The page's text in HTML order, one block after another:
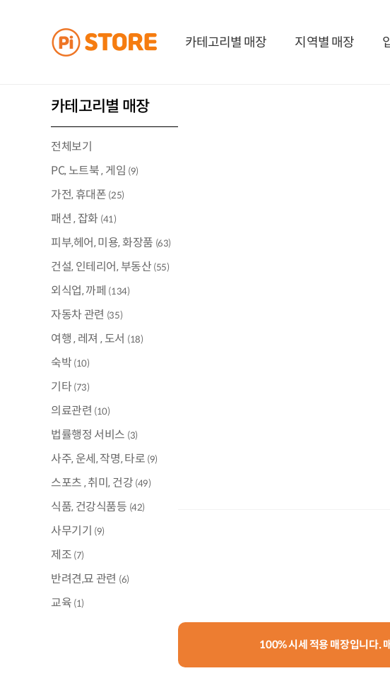
카테고리별 매장 지역별 매장
카테고리별 매장
전체보기
PC, 노트북 , 게임 (9)
가전, 휴대폰 (25)
패션 , 잡화 (41)
피부,헤어, 미용, 화장품 (63)
건설, 인테리어, 부동산 (55)
외식업, 까페 (134)
자동차 관련 (35)
여행 , 레져 , 도서 (18)
숙박 (10)
기타(73)
의료관련 (10)
법률행정 서비스 (3)
사주, 운세, 작명, 타로 (9)
스포츠 , 취미, 건강 (49)
식품, 건강식품등 (42)
사무기기 (9)
제조 (7)
반려견,묘 관련 (6)
교육 (1)
100% 시세 적용 매장입니다.